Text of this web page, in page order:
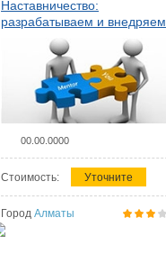
Наставничество:
разрабатываем и внедряем
систему наставничества в
организации
00.00.0000
Стоимость: Уточните
Город Алматы